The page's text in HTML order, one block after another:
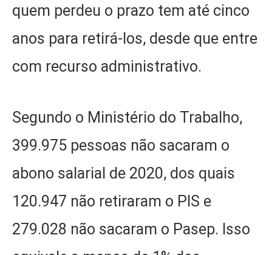
quem perdeu o prazo tem até cinco
anos para retirá-los, desde que entre
com recurso administrativo.
Segundo o Ministério do Trabalho,
399.975 pessoas não sacaram o
abono salarial de 2020, dos quais
120.947 não retiraram o PIS e
279.028 não sacaram o Pasep. Isso